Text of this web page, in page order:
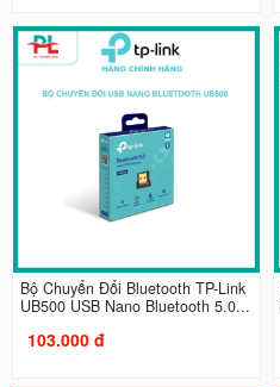
Bộ Chuyển Đổi Bluetooth TP-Link
UB500 USB Nano Bluetooth 5.0...
103.000 đ